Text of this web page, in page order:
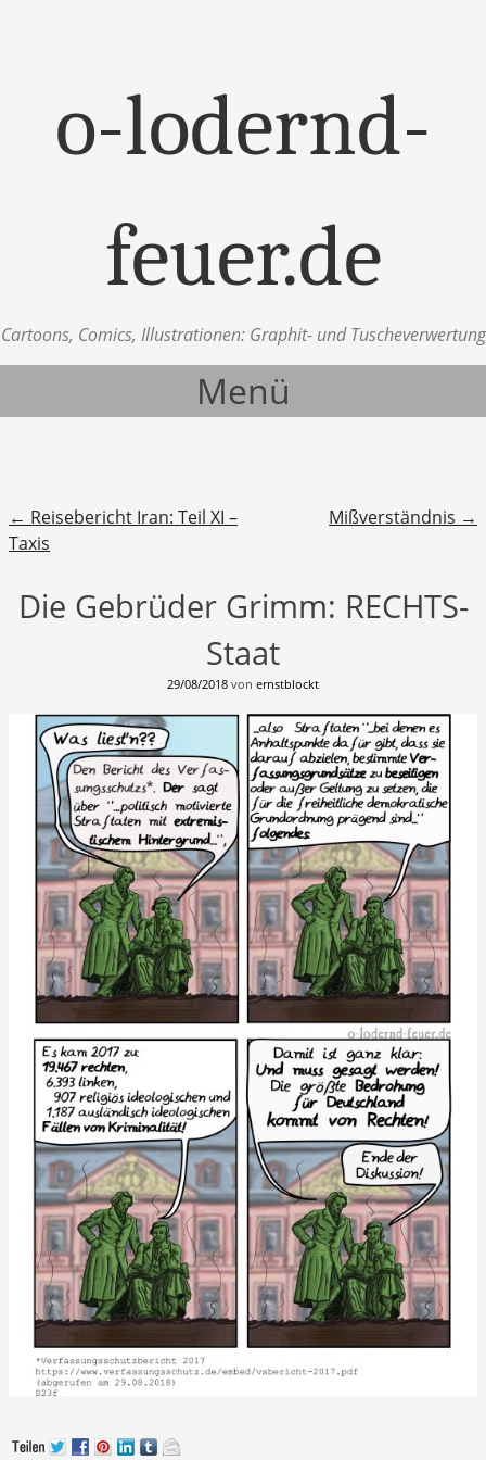
o-lodernd-
feuer.de
Cartoons, Comics, Illustrationen: Graphit- und Tuscheverwertung
Menü
Beitragsnavigation
← Reisebericht Iran: Teil XI –
Taxis
Mißverständnis →
Die Gebrüder Grimm: RECHTS-
Staat
29/08/2018 von ernstblockt